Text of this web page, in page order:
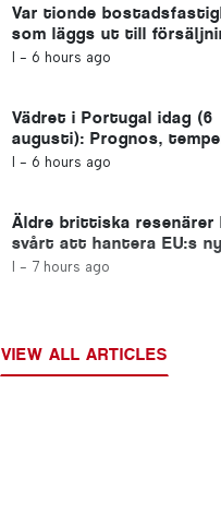
Var tionde
som läggs ut till
Portugal säljs på mindre
I - 6 hours ago
Vädret i Portugal idag (6
augusti): Prognos,
och vad man kan förvänta
I - 6 hours ago
Äldre brittiska resenärer
svårt att hantera EU:s
fingeravtryckskontroller
I - 7 hours ago
VIEW ALL ARTICLES